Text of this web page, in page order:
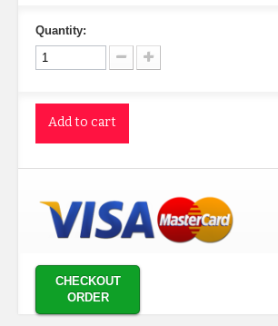
Quantity:
Add to cart
CHECKOUT
ORDER